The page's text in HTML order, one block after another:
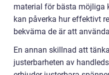
material för bästa möjliga
kan påverka hur effektivt
bekväma de är att
En annan skillnad att
justerbarheten av